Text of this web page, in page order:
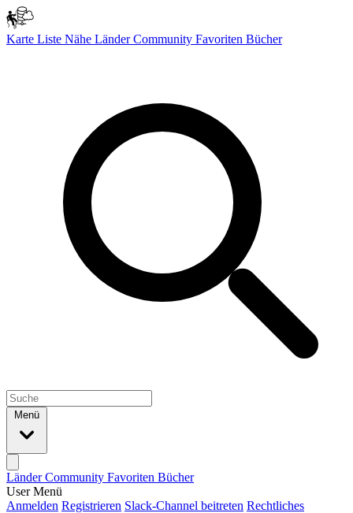
Karte Liste Nähe LänderCommunity Favoriten Bücher
Menü
LänderCommunity Favoriten Bücher
User Menü
Anmelden Registrieren Slack-Channel beitreten Rechtliches